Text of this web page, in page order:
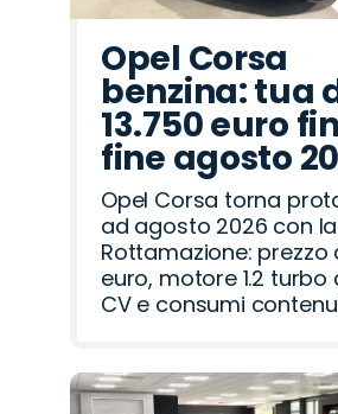
Opel Corsa
benzina: tua
13.750 euro
fine agosto
Opel Corsa torna
ad agosto 2026 con
Rottamazione: prezzo
euro, motore 1.2 turbo
CV e consumi